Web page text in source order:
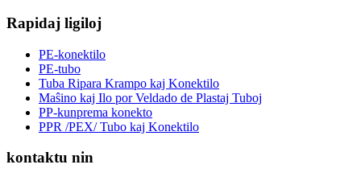
Rapidaj ligiloj
PE-konektilo
PE-tubo
Tuba Ripara Krampo kaj Konektilo
Maŝino kaj Ilo por Veldado de Plastaj Tuboj
PP-kunprema konekto
PPR /PEX/ Tubo kaj Konektilo
kontaktu nin